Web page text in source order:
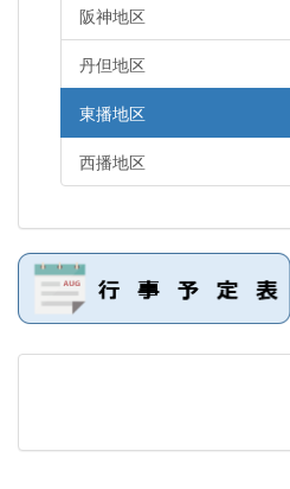
阪神地区
丹但地区
東播地区
西播地区